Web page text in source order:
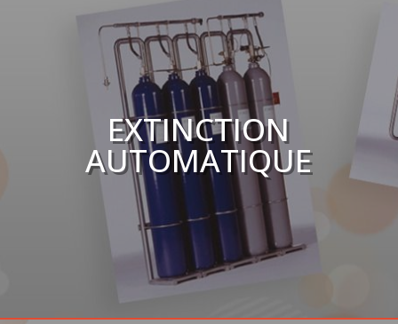
EXTINCTION
AUTOMATIQUE